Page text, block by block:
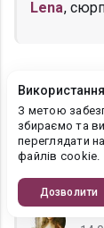
Lena,
Дякую за
книгу )))
З метою
збираємо та
переглядати
файлів cookie.
Дозволити